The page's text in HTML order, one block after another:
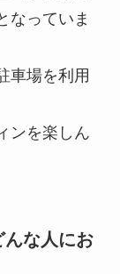
なっていま
車場を利用
ンを楽しん
んな人にお